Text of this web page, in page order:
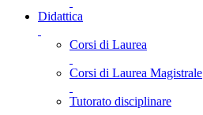
Didattica
Corsi di Laurea
Corsi di Laurea Magistrale
Tutorato disciplinare